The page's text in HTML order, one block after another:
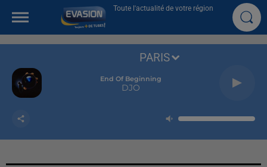
Toute l'actualité de votre région
End Of Beginning
DJO
PARIS